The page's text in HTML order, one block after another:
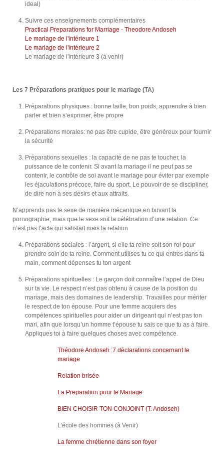
ideal)
Suivre ces enseignements complémentaires
Practical Preparations for Marriage - Theodore Andoseh
Le mariage de l'intérieure 1
Le mariage de l'intérieure 2
Le mariage de l'intérieure 3 (à venir)
Les 7 Préparations pratiques pour le mariage (TA)
Préparations physiques : bonne taille, bon poids, apprendre à bien
parler et bien s’exprimer, être propre
Préparations morales: ne pas être cupide, être généreux pour fournir
la sécurité
Préparations sexuelles : la capacité de ne pas te toucher, la
puissance de te contenir. Si avant la mariage il ne peut pas se
contenir, le contrôle de soi avant le mariage pour éviter par exemple
les éjaculations précoce, faire du sport. Le pouvoir de se discipliner,
de dire non à ses désirs et aux attraits.
N’apprends pas le sexe de manière mécanique en buvant la
pornographie, mais que le sexe soit la célébration d’une relation. Ce
n’est pas l’acte qui satisfait mais la relation
Préparations sociales : l’argent, si elle ta reine soit son roi pour
prendre soin de ta reine. Comment utilises tu ce qui entres dans ta
main, comment dépenses tu ton argent
Préparations spirituelles : Le garçon doit connaître l’appel de Dieu
sur ta vie. Le respect n’est pas obtenu à cause de la position du
mariage, mais des domaines de leadership. Travailles pour mériter
le respect de ton épouse. Pour une femme acquiers des
compétences spirituelles pour aider un dirigeant qui n’est pas ton
mari, afin que lorsqu’un homme t’épouse tu sais ce que tu as à faire.
Appliques toi à faire quelques choses avec compétence.
Théodore Andoseh :7 déclarations concernant le
mariage
Relation brisée
La Preparation pour le Mariage
BIEN CHOISIR TON CONJOINT (T. Andoseh)
L'école des hommes (à Venir)
La femme chrétienne dans son foyer